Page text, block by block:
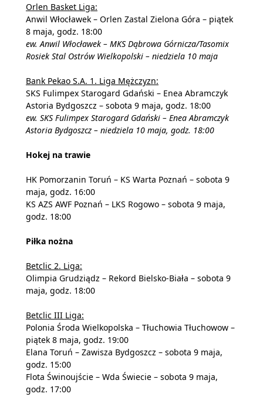
Orlen Basket Liga:
Anwil Włocławek – Orlen Zastal Zielona Góra – piątek
8 maja, godz. 18:00
ew. Anwil Włocławek – MKS Dąbrowa Górnicza/Tasomix
Rosiek Stal Ostrów Wielkopolski – niedziela 10 maja
Bank Pekao S.A. 1. Liga Mężczyzn:
SKS Fulimpex Starogard Gdański – Enea Abramczyk
Astoria Bydgoszcz – sobota 9 maja, godz. 18:00
ew. SKS Fulimpex Starogard Gdański – Enea Abramczyk
Astoria Bydgoszcz – niedziela 10 maja, godz. 18:00
Hokej na trawie
HK Pomorzanin Toruń – KS Warta Poznań – sobota 9
maja, godz. 16:00
KS AZS AWF Poznań – LKS Rogowo – sobota 9 maja,
godz. 18:00
Piłka nożna
Betclic 2. Liga:
Olimpia Grudziądz – Rekord Bielsko-Biała – sobota 9
maja, godz. 18:00
Betclic III Liga:
Polonia Środa Wielkopolska – Tłuchowia Tłuchowow –
piątek 8 maja, godz. 19:00
Elana Toruń – Zawisza Bydgoszcz – sobota 9 maja,
godz. 15:00
Flota Świnoujście – Wda Świecie – sobota 9 maja,
godz. 17:00